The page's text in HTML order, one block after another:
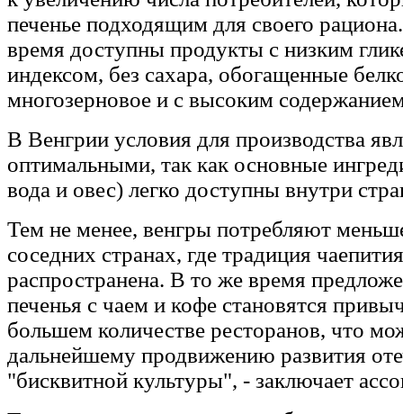
печенье подходящим для своего
время доступны продукты с низким
индексом, без сахара, обогащенные
многозерновое и с высоким
В Венгрии условия для производства
оптимальными, так как основные
вода и овес) легко доступны внутри
Тем не менее, венгры потребляют
соседних странах, где традиция
распространена. В то же время
печенья с чаем и кофе становятся
большем количестве ресторанов, что
дальнейшему продвижению развития
"бисквитной культуры", - заключает